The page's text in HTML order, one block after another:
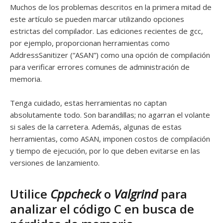
Muchos de los problemas descritos en la primera mitad de
este artículo se pueden marcar utilizando opciones
estrictas del compilador. Las ediciones recientes de gcc,
por ejemplo, proporcionan herramientas como
AddressSanitizer (“ASAN”) como una opción de compilación
para verificar errores comunes de administración de
memoria.
Tenga cuidado, estas herramientas no captan
absolutamente todo. Son barandillas; no agarran el volante
si sales de la carretera. Además, algunas de estas
herramientas, como ASAN, imponen costos de compilación
y tiempo de ejecución, por lo que deben evitarse en las
versiones de lanzamiento.
Utilice Cppchecko Valgrindpara
analizar el código C en busca de